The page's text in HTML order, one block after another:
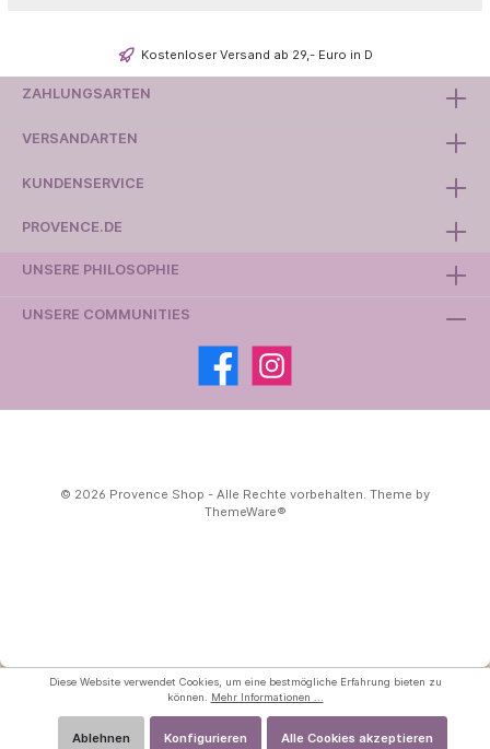
Kostenloser Versand ab 29,- Euro in D
KUNDENSERVICE
PROVENCE.DE
ZAHLUNGSARTEN
VERSANDARTEN
UNSERE PHILOSOPHIE
UNSERE COMMUNITIES
© 2026 Provence Shop - Alle Rechte vorbehalten. Theme by
ThemeWare®
Diese Website verwendet Cookies, um eine bestmögliche Erfahrung bieten zu
können. Mehr Informationen ...
Ablehnen Konfigurieren Alle Cookies akzeptieren